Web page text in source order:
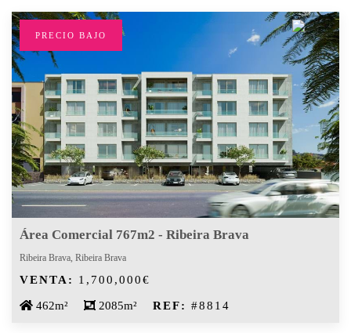
PRECIO BAJO
Área Comercial 767m2 - Ribeira Brava
Ribeira Brava, Ribeira Brava
VENTA: 1,700,000€
462m² 2085m² REF: #8814